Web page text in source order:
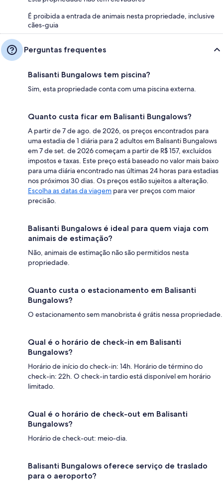
É proibida a entrada de animais nesta propriedade, inclusive
cães-guia
Perguntas frequentes
Balisanti Bungalows tem piscina?
Sim, esta propriedade conta com uma piscina externa.
Quanto custa ficar em Balisanti Bungalows?
A partir de 7 de ago. de 2026, os preços encontrados para
uma estadia de 1 diária para 2 adultos em Balisanti Bungalows
em 7 de set. de 2026 começam a partir de R$ 157, excluídos
impostos e taxas. Este preço está baseado no valor mais baixo
para uma diária encontrado nas últimas 24 horas para estadias
nos próximos 30 dias. Os preços estão sujeitos a alteração.
Escolha as datas da viagem para ver preços com maior
precisão.
Balisanti Bungalows é ideal para quem viaja com
animais de estimação?
Não, animais de estimação não são permitidos nesta
propriedade.
Quanto custa o estacionamento em Balisanti
Bungalows?
O estacionamento sem manobrista é grátis nessa propriedade.
Qual é o horário de check-in em Balisanti
Bungalows?
Horário de início do check-in: 14h. Horário de término do
check-in: 22h. O check-in tardio está disponível em horário
limitado.
Qual é o horário de check-out em Balisanti
Bungalows?
Horário de check-out: meio-dia.
Balisanti Bungalows oferece serviço de traslado
para o aeroporto?